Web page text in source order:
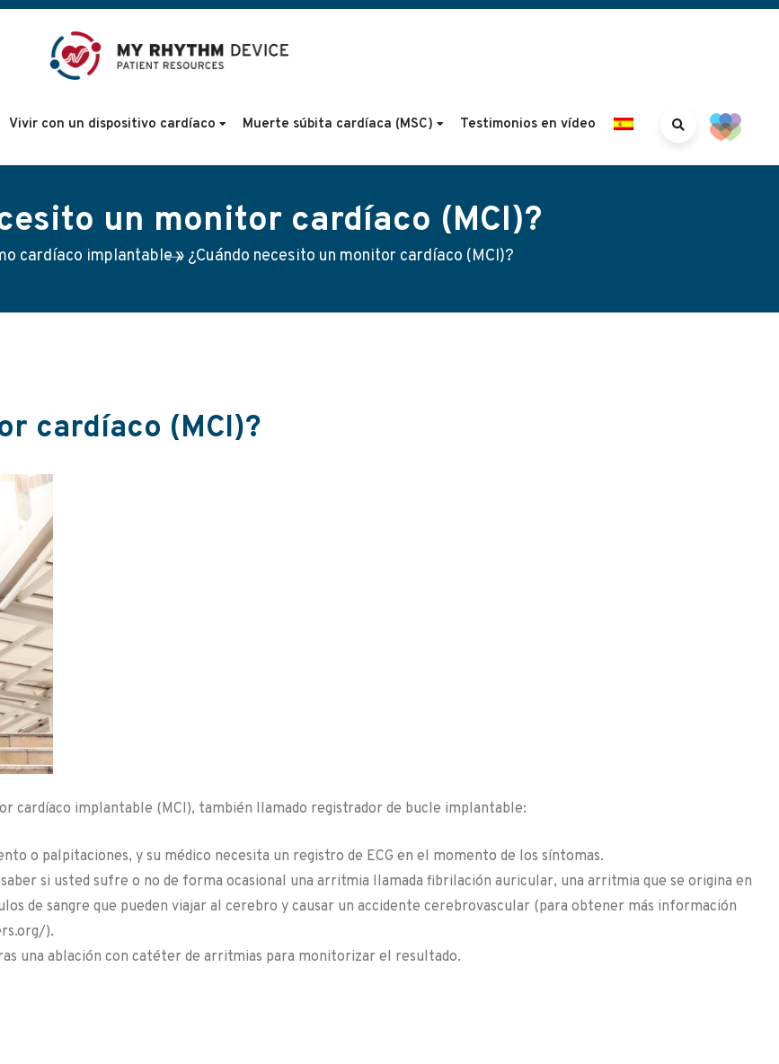
Vivir con un dispositivo cardíaco Muerte súbita cardíaca (MSC) Testimonios en vídeo
un monitor cardíaco (MCI)?
cardíaco implantable» ¿Cuándo necesito un monitor cardíaco (MCI)?
cardíaco (MCI)?
cardíaco implantable (MCI), también llamado registrador de bucle implantable:
o palpitaciones, y su médico necesita un registro de ECG en el momento de los síntomas.
si usted sufre o no de forma ocasional una arritmia llamada fibrilación auricular, una arritmia que se origina en
de sangre que pueden viajar al cerebro y causar un accidente cerebrovascular (para obtener más información
).
una ablación con catéter de arritmias para monitorizar el resultado.